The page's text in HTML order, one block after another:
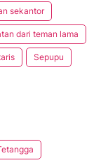
sekantor
dari teman lama
Sepupu